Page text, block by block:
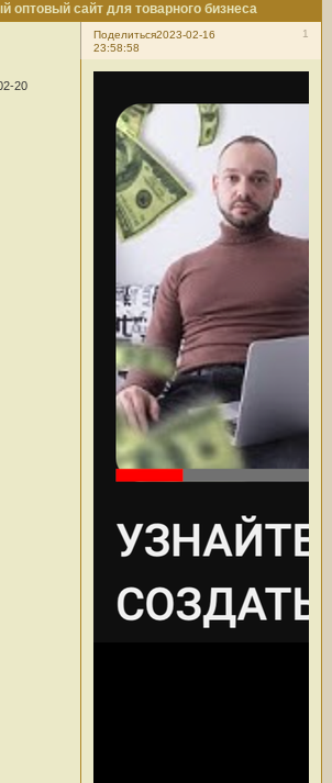
оптовый сайт для товарного бизнеса
Поделиться 1
2023-02-16
23:58:58
20